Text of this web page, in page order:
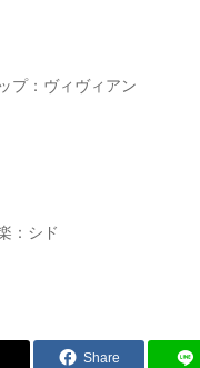
プ：ヴィヴィアン
：シド
Share